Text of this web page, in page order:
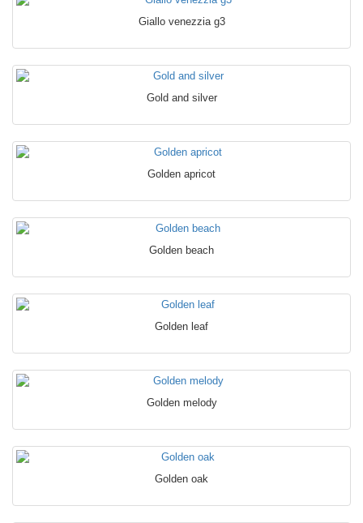
Giallo venezzia g3
Gold and silver
Golden apricot
Golden beach
Golden leaf
Golden melody
Golden oak